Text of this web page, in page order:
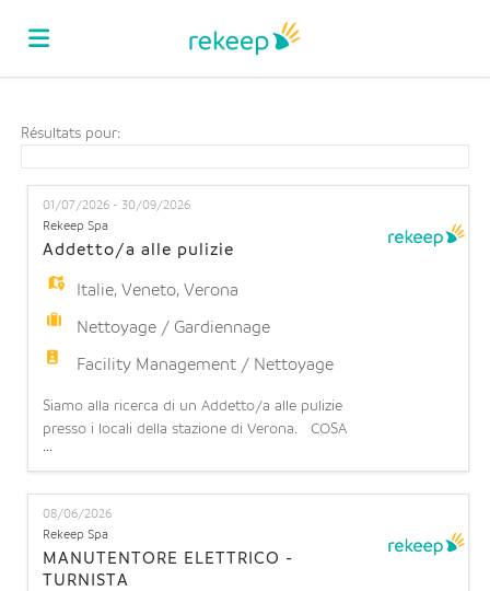
Emplois
Déposez
votre
CV
Connexion
Langue
EN
FR
Résultats pour:
01/07/2026 - 30/09/2026
Rekeep Spa
Addetto/a alle pulizie
Italie,Veneto,Verona
Nettoyage / Gardiennage
Facility Management / Nettoyage
Siamo alla ricerca di un Addetto/a alle pulizie
presso i locali della stazione di Verona. COSA
OFFRIAMO: Contratto part-time: 6 ore settimanali
(part time orizzontale 15%) su 6 giorni lavorativi a
settimana (turnazione da lunedì a domenica).
Possibilità di stabilità: l'opportunità di operare in
una realtà strutturata con prospettive di continu
...
08/06/2026
Rekeep Spa
MANUTENTORE ELETTRICO -
TURNISTA